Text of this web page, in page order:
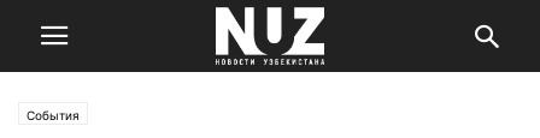
События